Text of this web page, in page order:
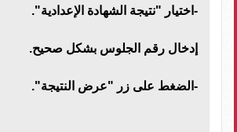
-اختيار "نتيجة الشهادة الإعدادية".
إدخال رقم الجلوس بشكل صحيح.
-الضغط على زر "عرض النتيجة".